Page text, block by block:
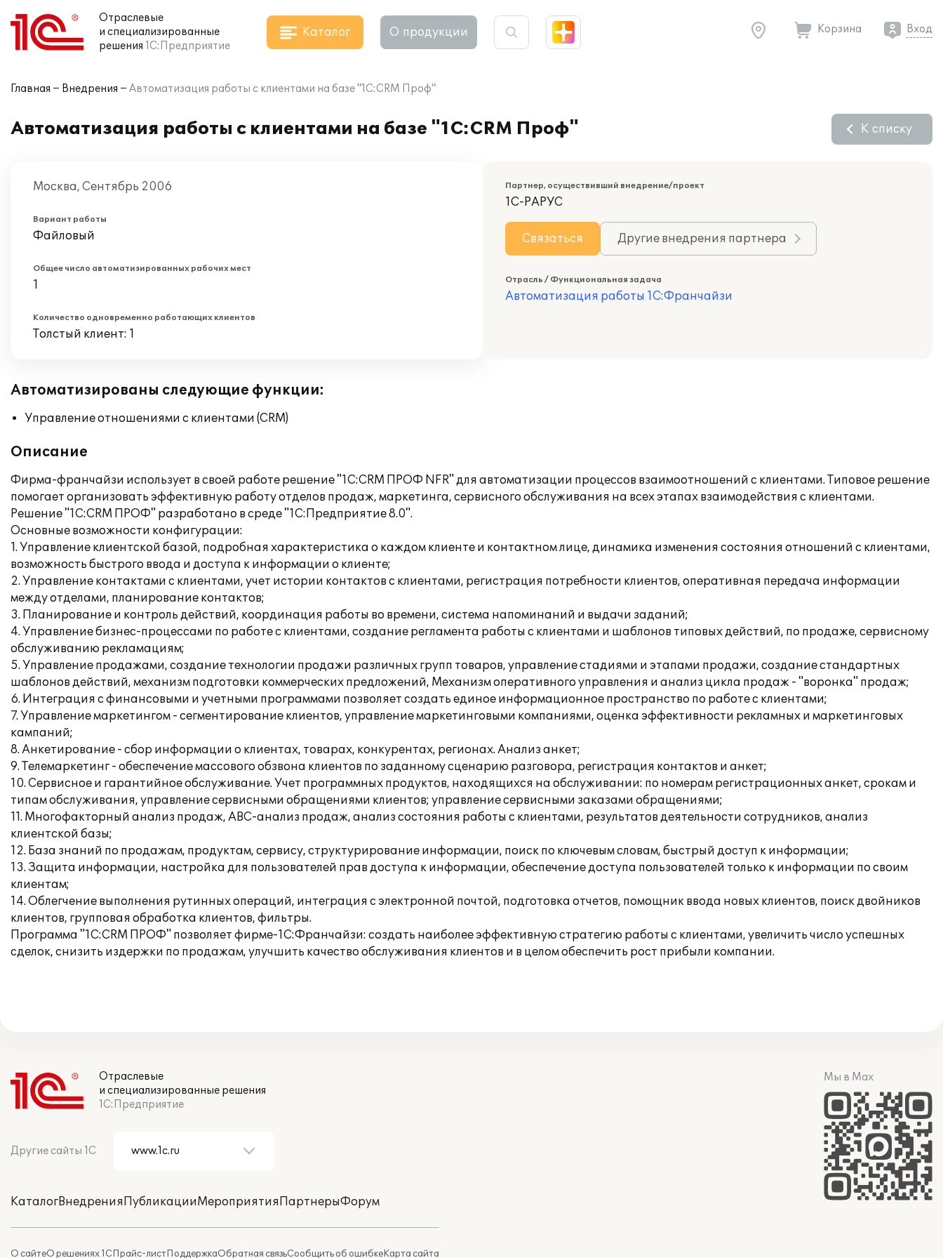
Отраслевые
и специализированные
решения 1С:Предприятие
Каталог О продукции Корзина Вход
Главная Внедрения Автоматизация работы с клиентами на базе "1С:CRM Проф"
Автоматизация работы с клиентами на базе "1С:CRM Проф" К списку
Москва, Сентябрь 2006
Вариант работы
Файловый
Общее число автоматизированных рабочих мест
1
Количество одновременно работающих клиентов
Толстый клиент: 1
Партнер, осуществивший внедрение/проект
1С-РАРУС
Связаться Другие внедрения партнера
Отрасль / Функциональная задача
Автоматизация работы 1С:Франчайзи
Автоматизированы следующие функции:
Управление отношениями с клиентами (CRM)
Описание
Фирма-франчайзи использует в своей работе решение "1C:CRM ПРОФ NFR" для автоматизации процессов взаимоотношений с клиентами. Типовое решение
помогает организовать эффективную работу отделов продаж, маркетинга, сервисного обслуживания на всех этапах взаимодействия с клиентами.
Решение "1C:CRM ПРОФ" разработано в среде "1С:Предприятие 8.0".
Основные возможности конфигурации:
1. Управление клиентской базой, подробная характеристика о каждом клиенте и контактном лице, динамика изменения состояния отношений с клиентами,
возможность быстрого ввода и доступа к информации о клиенте;
2. Управление контактами с клиентами, учет истории контактов с клиентами, регистрация потребности клиентов, оперативная передача информации
между отделами, планирование контактов;
3. Планирование и контроль действий, координация работы во времени, система напоминаний и выдачи заданий;
4. Управление бизнес-процессами по работе с клиентами, создание регламента работы с клиентами и шаблонов типовых действий, по продаже, сервисному
обслуживанию рекламациям;
5. Управление продажами, создание технологии продажи различных групп товаров, управление стадиями и этапами продажи, создание стандартных
шаблонов действий, механизм подготовки коммерческих предложений, Механизм оперативного управления и анализ цикла продаж - "воронка" продаж;
6. Интеграция с финансовыми и учетными программами позволяет создать единое информационное пространство по работе с клиентами;
7. Управление маркетингом - сегментирование клиентов, управление маркетинговыми компаниями, оценка эффективности рекламных и маркетинговых
кампаний;
8. Анкетирование - сбор информации о клиентах, товарах, конкурентах, регионах. Анализ анкет;
9. Телемаркетинг - обеспечение массового обзвона клиентов по заданному сценарию разговора, регистрация контактов и анкет;
10. Сервисное и гарантийное обслуживание. Учет программных продуктов, находящихся на обслуживании: по номерам регистрационных анкет, срокам и
типам обслуживания, управление сервисными обращениями клиентов; управление сервисными заказами обращениями;
11. Многофакторный анализ продаж, АВС-анализ продаж, анализ состояния работы с клиентами, результатов деятельности сотрудников, анализ
клиентской базы;
12. База знаний по продажам, продуктам, сервису, структурирование информации, поиск по ключевым словам, быстрый доступ к информации;
13. Защита информации, настройка для пользователей прав доступа к информации, обеспечение доступа пользователей только к информации по своим
клиентам;
14. Облегчение выполнения рутинных операций, интеграция с электронной почтой, подготовка отчетов, помощник ввода новых клиентов, поиск двойников
клиентов, групповая обработка клиентов, фильтры.
Программа "1С:CRM ПРОФ" позволяет фирме-1С:Франчайзи: создать наиболее эффективную стратегию работы с клиентами, увеличить число успешных
сделок, снизить издержки по продажам, улучшить качество обслуживания клиентов и в целом обеспечить рост прибыли компании.
Отраслевые
и специализированные решения
1С:Предприятие
Другие сайты 1С
КаталогВнедренияПубликацииМероприятияПартнерыФорум
О сайтеО решениях 1СПрайс-листПоддержкаОбратная связьСообщить об ошибкеКарта сайта
Мы в Max